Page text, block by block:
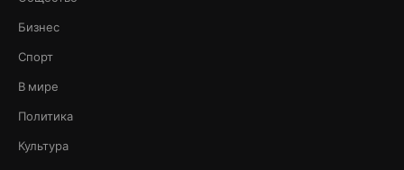
Бизнес
Спорт
В мире
Политика
Культура